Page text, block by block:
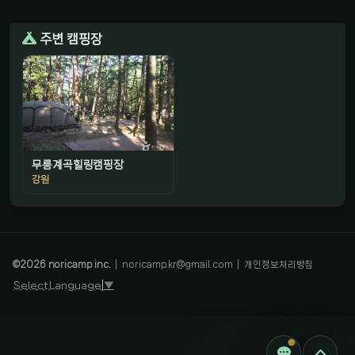
주변 캠핑장
무릉계곡힐링캠핑장
강원
©2026noricamp inc. noricamp.kr@gmail.com 개인정보처리방침
Select Language ▼